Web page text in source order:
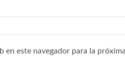
este navegador para la